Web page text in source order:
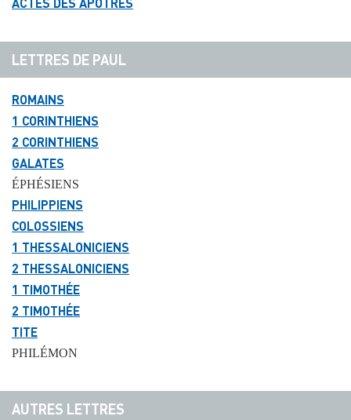
LETTRES DE PAUL
ROMAINS
1 CORINTHIENS
2 CORINTHIENS
GALATES
ÉPHÉSIENS
PHILIPPIENS
COLOSSIENS
1 THESSALONICIENS
2 THESSALONICIENS
1 TIMOTHÉE
2 TIMOTHÉE
TITE
PHILÉMON
AUTRES LETTRES